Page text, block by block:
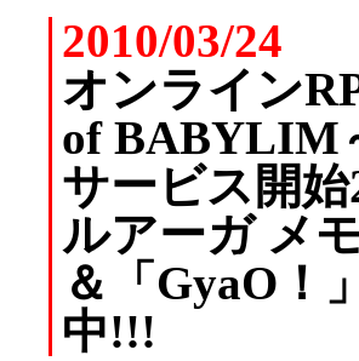
2010/03/24
オンライン
of BABYLIM
サービス開
ルアーガ メ
＆「GyaO！
中!!!